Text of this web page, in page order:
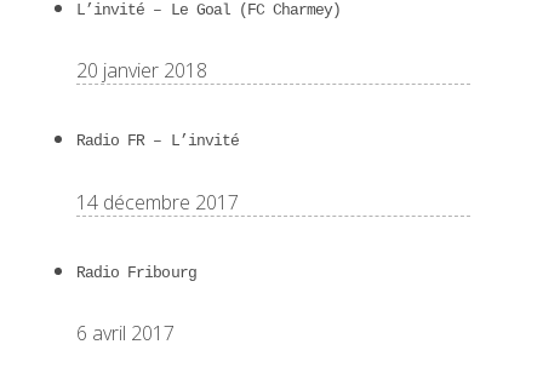
L’invité – Le Goal (FC Charmey)
20 janvier 2018
Radio FR – L’invité
14 décembre 2017
Radio Fribourg
6 avril 2017